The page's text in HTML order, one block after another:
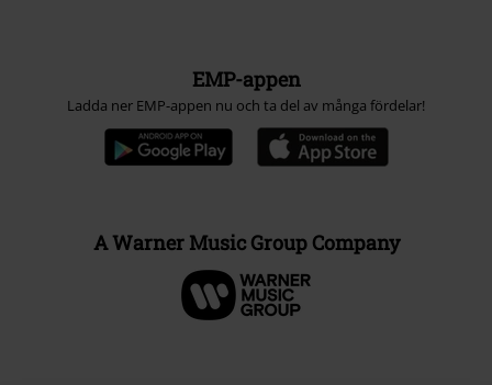
EMP-appen
Ladda ner EMP-appen nu och ta del av många fördelar!
A Warner Music Group Company